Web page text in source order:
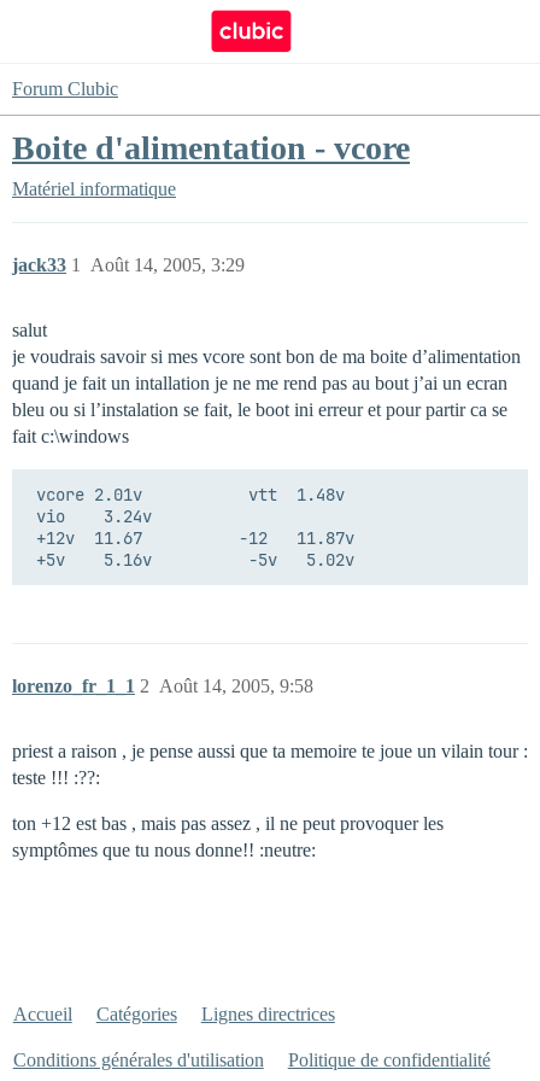
Forum Clubic
Boite d'alimentation - vcore
Matériel informatique
jack33 Août 14, 2005, 3:29
1
salut
je voudrais savoir si mes vcore sont bon de ma boite d’alimentation
quand je fait un intallation je ne me rend pas au bout j’ai un ecran
bleu ou si l’instalation se fait, le boot ini erreur et pour partir ca se
fait c:\windows
vcore 2.01v           vtt  1.48v
vio    3.24v
+12v  11.67          -12   11.87v
lorenzo_fr_1_1 Août 14, 2005, 9:58
2
priest a raison , je pense aussi que ta memoire te joue un vilain tour :
teste !!! :??:
ton +12 est bas , mais pas assez , il ne peut provoquer les
symptômes que tu nous donne!! :neutre:
Accueil Catégories Lignes directrices
Conditions générales d'utilisation Politique de confidentialité